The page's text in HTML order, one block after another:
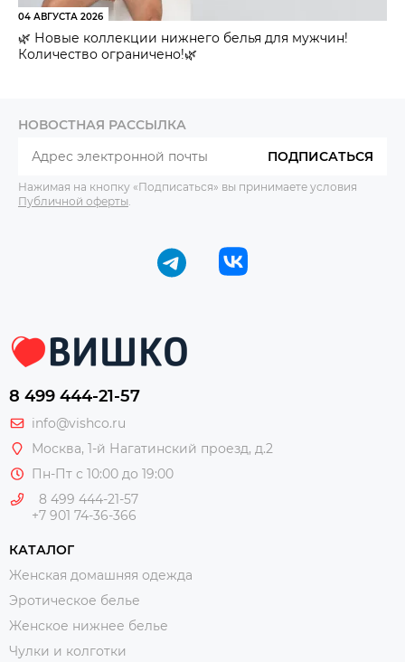
04 АВГУСТА 2026
🌿 Новые коллекции нижнего белья для мужчин!
Количество ограничено!🌿
НОВОСТНАЯ РАССЫЛКА
ПОДПИСАТЬСЯ
Нажимая на кнопку «Подписаться» вы принимаете условия
Публичной оферты
8 499 444-21-57
info@vishco.ru
Москва, 1-й Нагатинский проезд, д.2
Пн-Пт с 10:00 до 19:00
8 499 444-21-57
+7 901 74-36-366
КАТАЛОГ
Женская домашняя одежда
Эротическое белье
Женское нижнее белье
Чулки и колготки